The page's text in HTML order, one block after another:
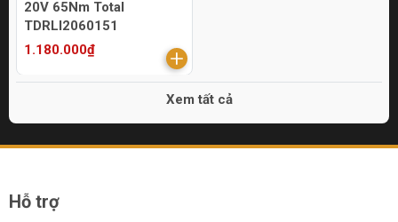
20V 65Nm Total
TDRLI2060151
1.180.000₫
Xem tất cả
Hỗ trợ